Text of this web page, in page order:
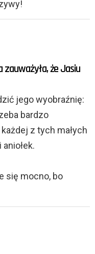
zauważyła, że Jasiu
jego wyobraźnię:
bardzo
z tych małych
się mocno, bo